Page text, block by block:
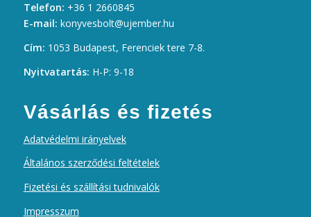
Telefon: +36 1 2660845
E-mail: konyvesbolt@ujember.hu
Cím: 1053 Budapest, Ferenciek tere 7-8.
Nyitvatartás: H-P: 9-18
Vásárlás és fizetés
Adatvédelmi irányelvek
Általános szerződési feltételek
Fizetési és szállítási tudnivalók
Impresszum